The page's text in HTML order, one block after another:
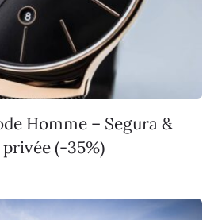
Homme – Segura &
(-35%)